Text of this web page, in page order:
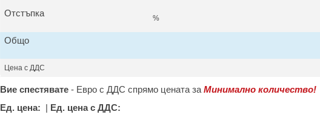
Отстъпка %
Общо
Цена с ДДС
Вие спестявате - Евро с ДДС спрямо цената за Минимално количество!
Ед. цена: | Ед. цена с ДДС: